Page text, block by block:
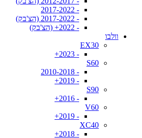
- 2017-2022
- 2017-2022 (הצ'בק)
- 2022+ (הצ'בק)
וולבו
EX30
- 2023+
S60
- 2010-2018
- 2019+
S90
- 2016+
V60
- 2019+
XC40
- 2018+